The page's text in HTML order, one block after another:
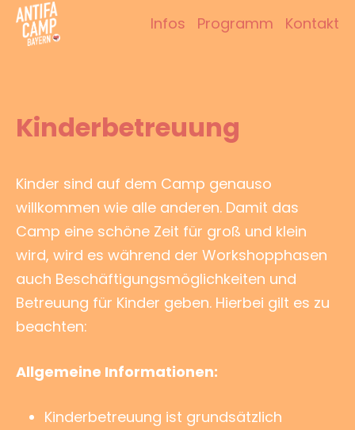
Zum
Inhalt
Infos Programm Kontakt
Kinderbetreuung
Kinder sind auf dem Camp genauso
willkommen wie alle anderen. Damit das
Camp eine schöne Zeit für groß und klein
wird, wird es während der Workshopphasen
auch Beschäftigungsmöglichkeiten und
Betreuung für Kinder geben. Hierbei gilt es zu
beachten:
Allgemeine Informationen:
Kinderbetreuung ist grundsätzlich